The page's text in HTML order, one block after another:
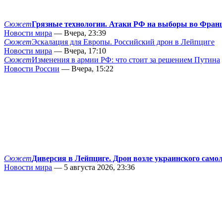
СюжетГрязные технологии. Атаки РФ на выборы во
Новости мира — Вчера, 23:39
СюжетЭскалация для Европы. Российский дрон в Лейпциге
Новости мира — Вчера, 17:10
СюжетИзменения в армии РФ: что стоит за решением Путина
Новости России — Вчера, 15:22
СюжетДиверсия в Лейпциге. Дрон возле украинского
Новости мира — 5 августа 2026, 23:36